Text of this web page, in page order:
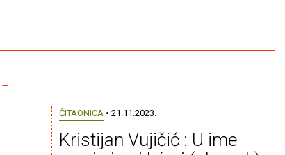
–
ČITAONICA • 21.11.2023.
Kristijan Vujičić : U ime